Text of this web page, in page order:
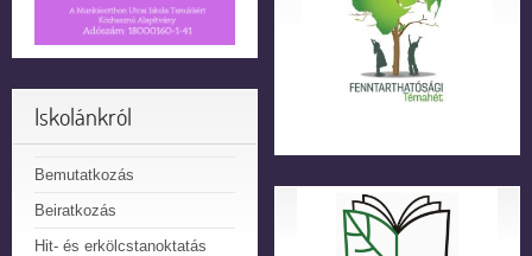
Iskolánkról
Bemutatkozás
Beiratkozás
Hit- és erkölcstanoktatás